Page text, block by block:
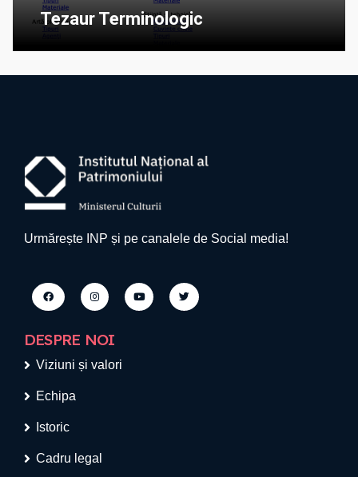
Tezaur Terminologic
Urmărește INP și pe canalele de Social media!
DESPRE NOI
Viziuni și valori
Echipa
Istoric
Cadru legal